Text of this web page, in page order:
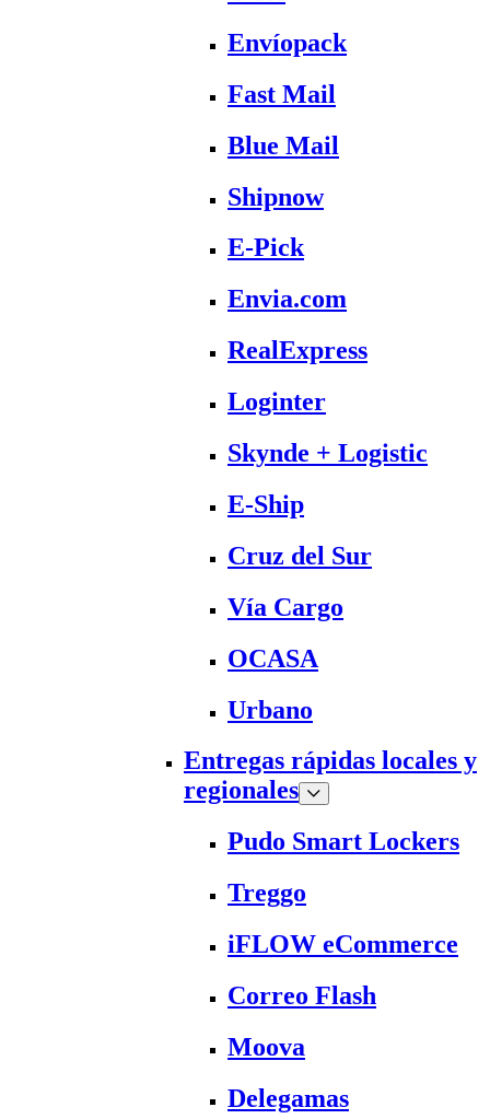
Envíopack
Fast Mail
Blue Mail
Shipnow
E-Pick
Envia.com
RealExpress
Loginter
Skynde + Logistic
E-Ship
Cruz del Sur
Vía Cargo
OCASA
Urbano
Entregas rápidas locales y
regionales
Pudo Smart Lockers
Treggo
iFLOW eCommerce
Correo Flash
Moova
Delegamas